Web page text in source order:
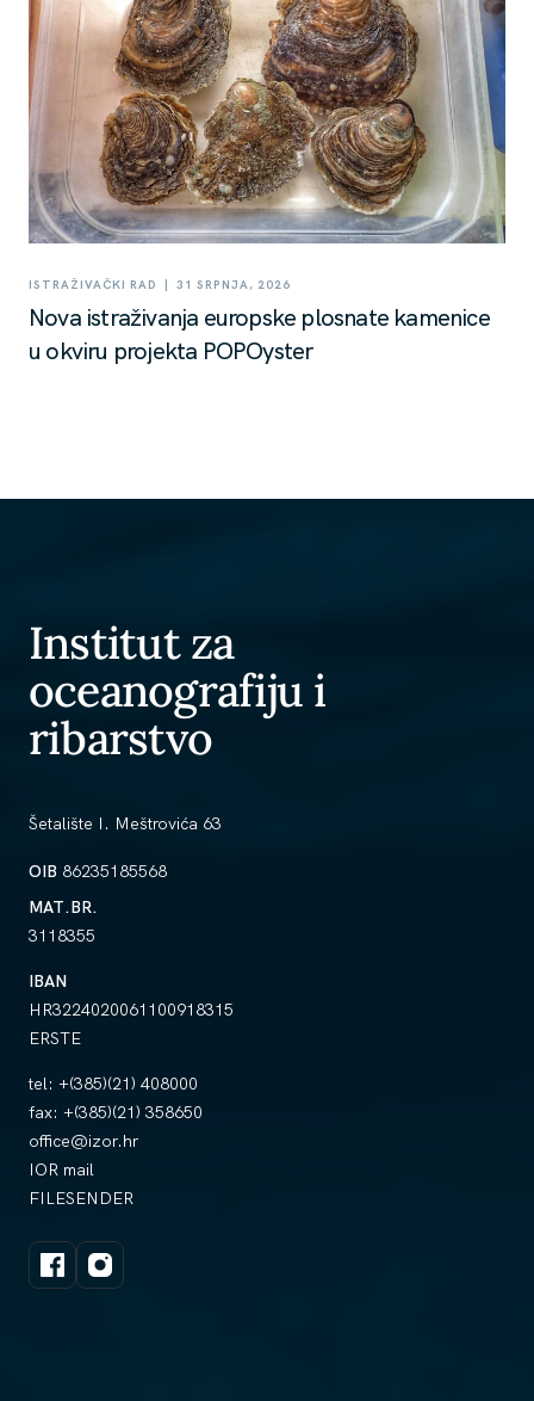
ISTRAŽIVAČKI RAD | 31 SRPNJA, 2026
Nova istraživanja europske plosnate kamenice
u okviru projekta POPOyster
Institut za
oceanografiju i
ribarstvo
Šetalište I. Meštrovića 63
OIB 86235185568
MAT.BR.
3118355
IBAN
HR3224020061100918315
ERSTE
tel: +(385)(21) 408000
fax: +(385)(21) 358650
office@izor.hr
IOR mail
FILESENDER